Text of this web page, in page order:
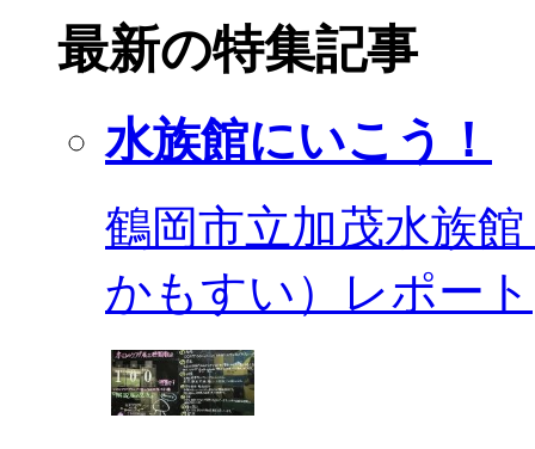
最新の特集記事
水族館にいこう！
鶴岡市立加茂水族
かもすい）レポート